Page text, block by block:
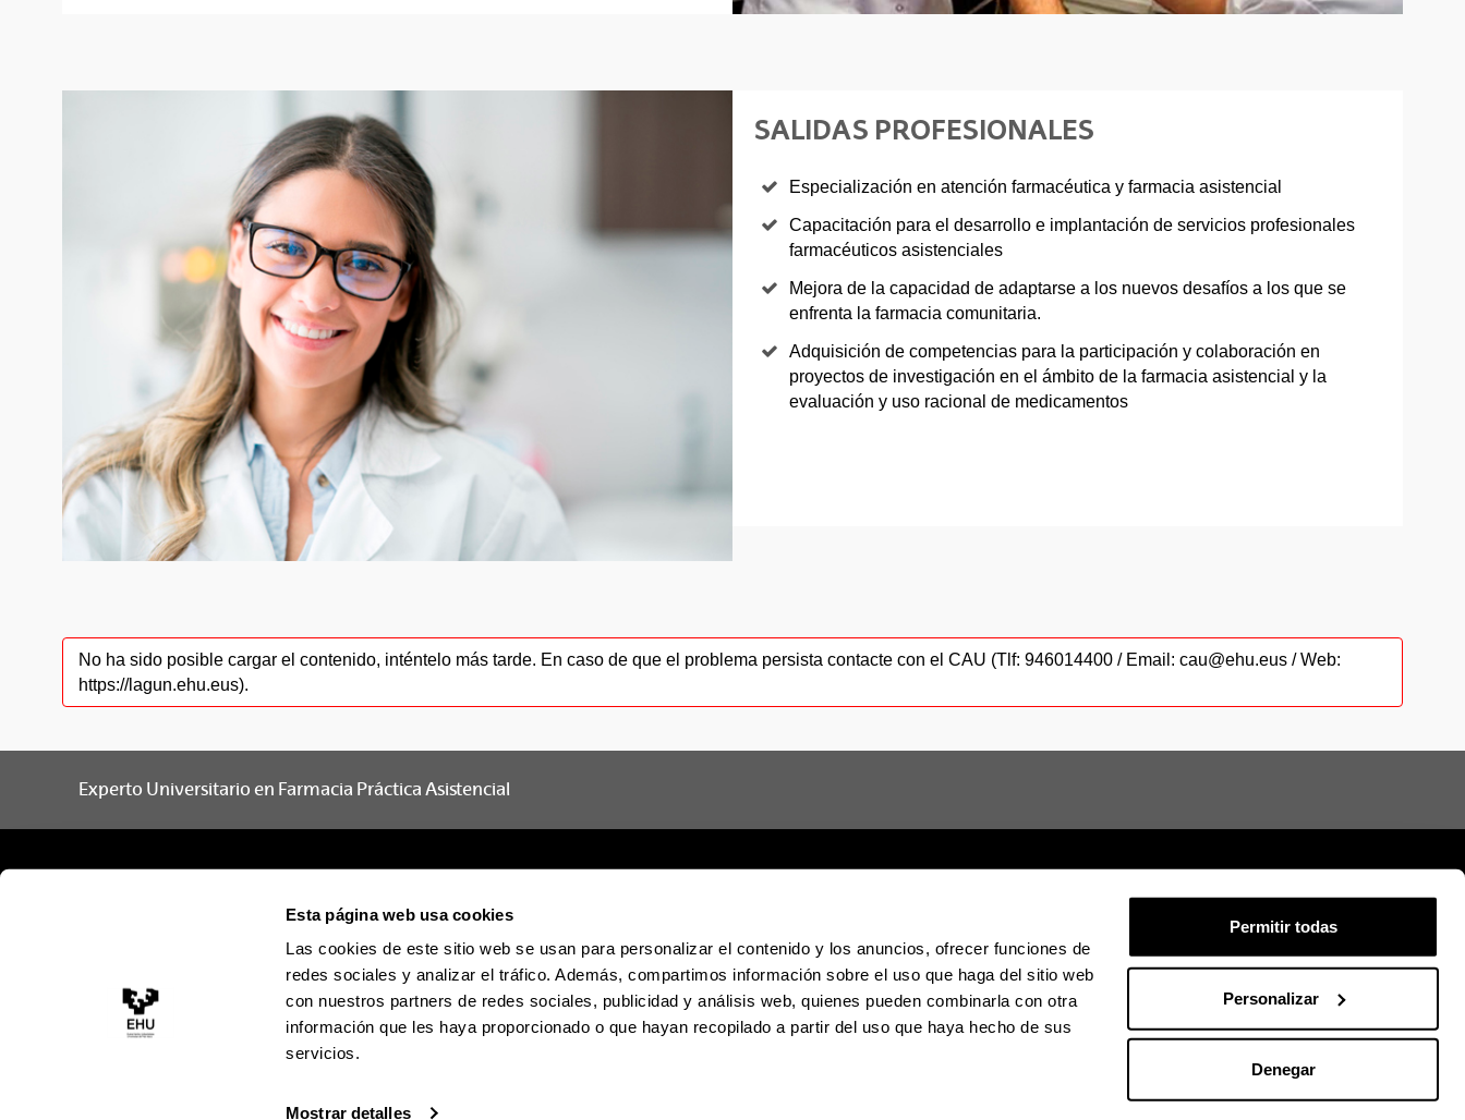
Esta página web usa cookies
Las cookies de este sitio web se usan para personalizar el contenido y los anuncios, ofrecer funciones de
redes sociales y analizar el tráfico. Además, compartimos información sobre el uso que haga del sitio web
con nuestros partners de redes sociales, publicidad y análisis web, quienes pueden combinarla con otra
información que les haya proporcionado o que hayan recopilado a partir del uso que haya hecho de sus
servicios.
Mostrar detalles
Permitir todas
Personalizar
Denegar
SALIDAS PROFESIONALES
Especialización en atención farmacéutica y farmacia asistencial
Capacitación para el desarrollo e implantación de servicios profesionales
farmacéuticos asistenciales
Mejora de la capacidad de adaptarse a los nuevos desafíos a los que se
enfrenta la farmacia comunitaria.
Adquisición de competencias para la participación y colaboración en
proyectos de investigación en el ámbito de la farmacia asistencial y la
evaluación y uso racional de medicamentos
No ha sido posible cargar el contenido, inténtelo más tarde. En caso de que el problema persista contacte con el CAU (Tlf: 946014400 / Email: cau@ehu.eus / Web:
https://lagun.ehu.eus).
Experto Universitario en Farmacia Práctica Asistencial
Sede electrónica Accesibilidad Información legal Mapa Ayuda Contacto
La EHU en TiktokLa EHU en BlueskyLa EHU en FacebookLa EHU en LinkedinLa EHU en Instagram
La EHU en Youtube
La EHU en VimeoLa EHU en Flickr